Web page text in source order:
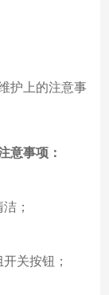
护上的注意事
意事项：
；
关按钮；